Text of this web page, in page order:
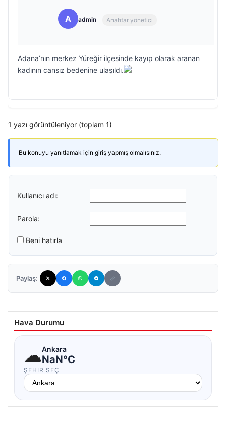
A admin Anahtar yönetici
Adana’nın merkez Yüreğir ilçesinde kayıp olarak aranan
kadının cansız bedenine ulaşıldı.
1 yazı görüntüleniyor (toplam 1)
Bu konuyu yanıtlamak için giriş yapmış olmalısınız.
Kullanıcı adı:
Parola:
Beni hatırla
Paylaş:
Hava Durumu
☁Ankara
NaN°C
ŞEHIR SEÇ